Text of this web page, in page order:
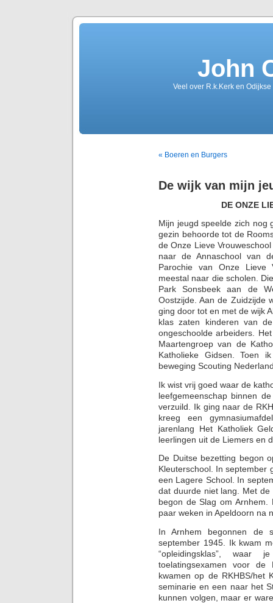
John
Veel over R.k.Kerk en
« Boeren en Burgers
De wijk van mijn
DE ONZE
Mijn jeugd speelde zich nog
gezin behoorde tot de
de Onze Lieve
naar de Annaschool van
Parochie van Onze Lieve
meestal naar die scholen.
Park Sonsbeek aan de
Oostzijde. Aan de Zuidzijde
ging door tot en met de wijk
klas zaten kinderen van
ongeschoolde arbeiders.
Maartengroep van de
Katholieke Gidsen. Toen
beweging Scouting
Ik wist vrij goed waar de
leefgemeenschap binnen
verzuild. Ik ging naar de
kreeg een
jarenlang Het Katholiek
leerlingen uit de Liemers en
De Duitse bezetting begon
Kleuterschool. In september
een Lagere School. In
dat duurde niet lang. Met
begon de Slag om
paar weken in Apeldoorn na
In Arnhem begonnen de
september 1945. Ik kwam
“opleidingsklas”,
toelatingsexamen voor
kwamen op de RKHBS/
seminarie en een naar het
kunnen volgen, maar er